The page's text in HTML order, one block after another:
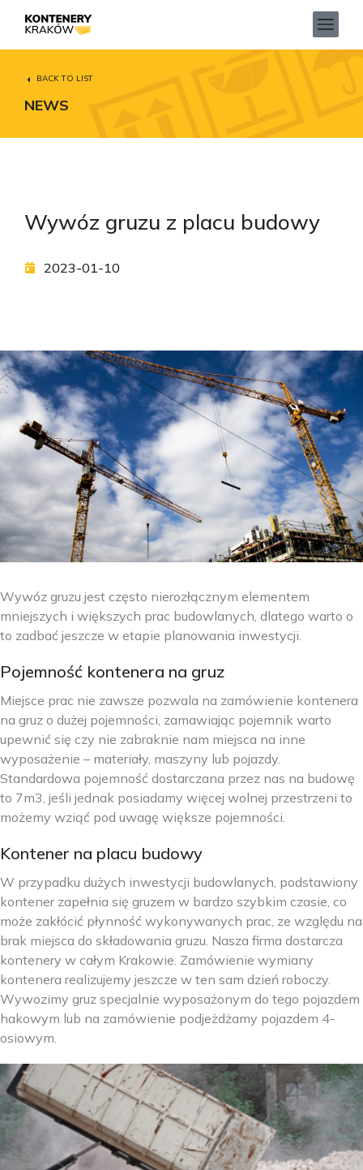
BACK TO LIST
NEWS
Wywóz gruzu z placu budowy
2023-01-10
Wywóz gruzu jest często nierozłącznym elementem
mniejszych i większych prac budowlanych, dlatego warto o
to zadbać jeszcze w etapie planowania inwestycji.
Pojemność kontenera na gruz
Miejsce prac nie zawsze pozwala na zamówienie kontenera
na gruz o dużej pojemności, zamawiając pojemnik warto
upewnić się czy nie zabraknie nam miejsca na inne
wyposażenie – materiały, maszyny lub pojazdy.
Standardowa pojemność dostarczana przez nas na budowę
to 7m3, jeśli jednak posiadamy więcej wolnej przestrzeni to
możemy wziąć pod uwagę większe pojemności.
Kontener na placu budowy
W przypadku dużych inwestycji budowlanych, podstawiony
kontener zapełnia się gruzem w bardzo szybkim czasie, co
może zakłócić płynność wykonywanych prac, ze względu na
brak miejsca do składowania gruzu. Nasza firma dostarcza
kontenery w całym Krakowie. Zamówienie wymiany
kontenera realizujemy jeszcze w ten sam dzień roboczy.
Wywozimy gruz specjalnie wyposażonym do tego pojazdem
hakowym lub na zamówienie podjeżdżamy pojazdem 4-
osiowym.